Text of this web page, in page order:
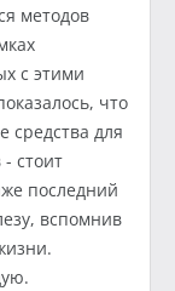
методов
с этими
что
средства для
стоит
последний
вспомнив